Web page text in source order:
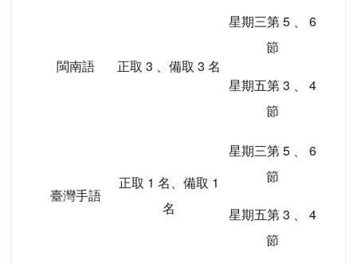
閩南語 正取 3 、備取 3 名
星期三第 5 、 6
節
星期五第 3 、 4
節
臺灣手語
正取 1 名、備取 1
名
星期三第 5 、 6
節
星期五第 3 、 4
節